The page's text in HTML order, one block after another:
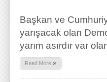
Başkan ve
yarışacak olan
yarım asırdır var
Read More »